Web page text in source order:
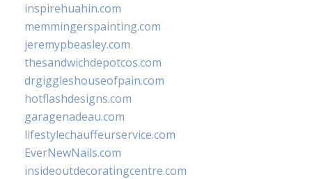
inspirehuahin.com
memmingerspainting.com
jeremypbeasley.com
thesandwichdepotcos.com
drgiggleshouseofpain.com
hotflashdesigns.com
garagenadeau.com
lifestylechauffeurservice.com
EverNewNails.com
insideoutdecoratingcentre.com